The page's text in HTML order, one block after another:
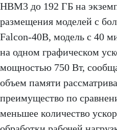
HBM3 до 192 ГБ на
размещения моделей с
Falcon-40B, модель с 40
на одном графическом
мощностью 750 Вт,
объем памяти
преимущество по
меньшее количество